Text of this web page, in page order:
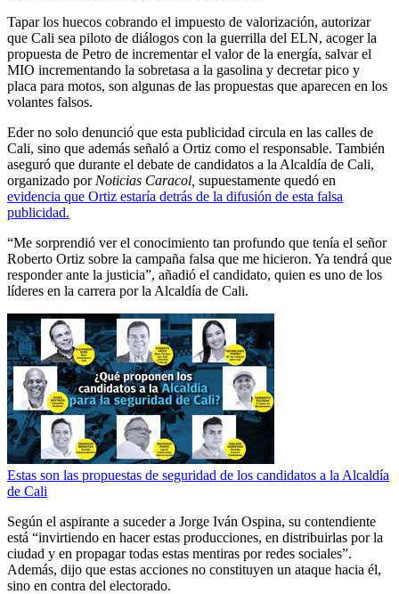
Tapar los huecos cobrando el impuesto de valorización, autorizar
que Cali sea piloto de diálogos con la guerrilla del ELN, acoger la
propuesta de Petro de incrementar el valor de la energía, salvar el
MIO incrementando la sobretasa a la gasolina y decretar pico y
placa para motos, son algunas de las propuestas que aparecen en los
volantes falsos.
Eder no solo denunció que esta publicidad circula en las calles de
Cali, sino que además señaló a Ortiz como el responsable. También
aseguró que durante el debate de candidatos a la Alcaldía de Cali,
organizado porNoticias Caracol, supuestamente quedó en
evidencia que Ortiz estaría detrás de la difusión de esta falsa
publicidad.
“Me sorprendió ver el conocimiento tan profundo que tenía el señor
Roberto Ortiz sobre la campaña falsa que me hicieron. Ya tendrá que
responder ante la justicia”, añadió el candidato, quien es uno de los
líderes en la carrera por la Alcaldía de Cali.
Estas son las propuestas de seguridad de los candidatos a la Alcaldía
de Cali
Según el aspirante a suceder a Jorge Iván Ospina, su contendiente
está “invirtiendo en hacer estas producciones, en distribuirlas por la
ciudad y en propagar todas estas mentiras por redes sociales”.
Además, dijo que estas acciones no constituyen un ataque hacia él,
sino en contra del electorado.